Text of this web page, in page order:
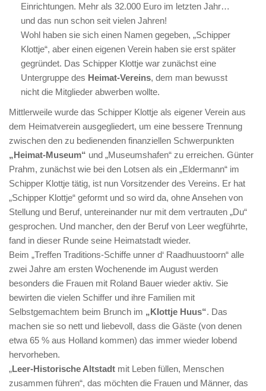
Einrichtungen. Mehr als 32.000 Euro im letzten Jahr…
und das nun schon seit vielen Jahren!
Wohl haben sie sich einen Namen gegeben, „Schipper
Klottje“, aber einen eigenen Verein haben sie erst später
gegründet. Das Schipper Klottje war zunächst eine
Untergruppe des Heimat-Vereins, dem man bewusst
nicht die Mitglieder abwerben wollte.
Mittlerweile wurde das Schipper Klottje als eigener Verein aus
dem Heimatverein ausgegliedert, um eine bessere Trennung
zwischen den zu bedienenden finanziellen Schwerpunkten
„Heimat-Museum“ und „Museumshafen“ zu erreichen. Günter
Prahm, zunächst wie bei den Lotsen als ein „Eldermann“ im
Schipper Klottje tätig, ist nun Vorsitzender des Vereins. Er hat
„Schipper Klottje“ geformt und so wird da, ohne Ansehen von
Stellung und Beruf, untereinander nur mit dem vertrauten „Du“
gesprochen. Und mancher, den der Beruf von Leer wegführte,
fand in dieser Runde seine Heimatstadt wieder.
Beim „Treffen Traditions-Schiffe unner d‘ Raadhuustoorn“ alle
zwei Jahre am ersten Wochenende im August werden
besonders die Frauen mit Roland Bauer wieder aktiv. Sie
bewirten die vielen Schiffer und ihre Familien mit
Selbstgemachtem beim Brunch im „Klottje Huus“. Das
machen sie so nett und liebevoll, dass die Gäste (von denen
etwa 65 % aus Holland kommen) das immer wieder lobend
hervorheben.
„Leer-Historische Altstadt mit Leben füllen, Menschen
zusammen führen“, das möchten die Frauen und Männer, das